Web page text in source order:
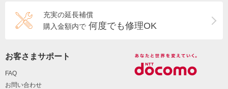
充実の延長補償
購入金額内で 何度でも修理OK
お客さまサポート
FAQ
お問い合わせ